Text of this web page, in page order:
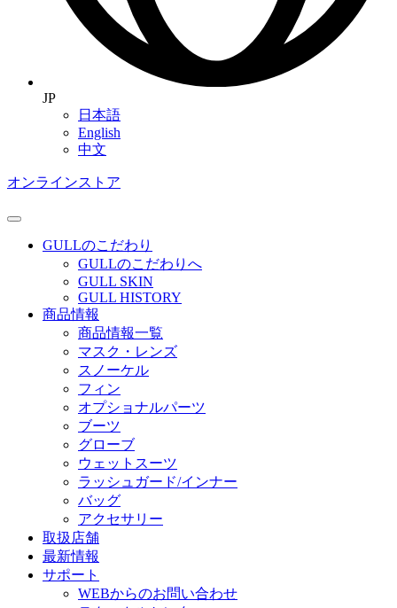
JP
日本語
English
中文
オンラインストア
GULLのこだわり
GULLのこだわりへ
GULL SKIN
GULL HISTORY
商品情報
商品情報一覧
マスク・レンズ
スノーケル
フィン
オプショナルパーツ
ブーツ
グローブ
ウェットスーツ
ラッシュガード/インナー
バッグ
アクセサリー
取扱店舗
最新情報
サポート
WEBからのお問い合わせ